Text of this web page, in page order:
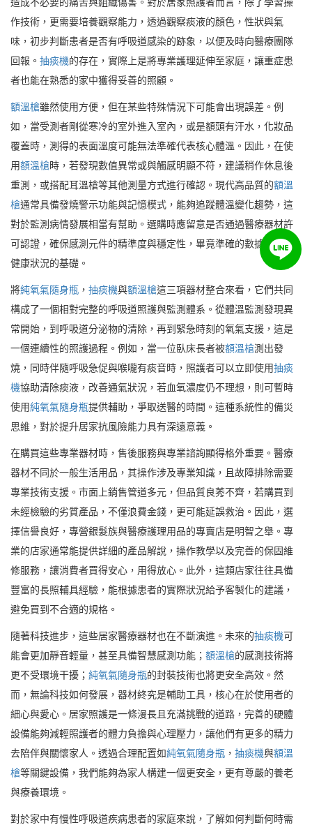
造成不必要的痛苦與組織傷害。對於居家照護者而言，除了學習操
作技術，更需要培養觀察能力，透過觀察痰液的顏色，性狀與氣
味，初步判斷患者是否有呼吸道感染的跡象，以便及時向醫療團隊
回報。 抽痰機的存在，實際上是將專業護理延伸至家庭，讓重症患
者也能在熟悉的家中獲得妥善的照顧。
額溫槍雖然使用方便，但在某些特殊情況下可能會出現誤差。例
如，當受測者剛從寒冷的室外進入室內，或是額頭有汗水，化妝品
覆蓋時，測得的表面溫度可能無法準確代表核心體溫。因此，在使
用額溫槍時，若發現數值異常或與觸感明顯不符，建議稍作休息後
重測，或搭配耳溫槍等其他測量方式進行確認。現代高品質的額溫
槍通常具備發燒警示功能與記憶模式，能夠追蹤體溫變化趨勢，這
對於監測病情發展相當有幫助。選購時應留意是否通過醫療器材許
可認證，確保感測元件的精準度與穩定性，畢竟準確的數據是判斷
健康狀況的基礎。
將純氧氣隨身瓶 ， 抽痰機與額溫槍這三項器材整合來看，它們共同
構成了一個相對完整的呼吸道照護與監測體系。從體溫監測發現異
常開始，到呼吸道分泌物的清除，再到緊急時刻的氧氣支援，這是
一個連續性的照護過程。例如，當一位臥床長者被額溫槍測出發
燒，同時伴隨呼吸急促與喉嚨有痰音時，照護者可以立即使用抽痰
機協助清除痰液，改善通氣狀況，若血氧濃度仍不理想，則可暫時
使用純氧氣隨身瓶提供輔助，爭取送醫的時間。這種系統性的備災
思維，對於提升居家抗風險能力具有深遠意義。
在購買這些專業器材時，售後服務與專業諮詢顯得格外重要。醫療
器材不同於一般生活用品，其操作涉及專業知識，且故障排除需要
專業技術支援。市面上銷售管道多元，但品質良莠不齊，若購買到
未經檢驗的劣質產品，不僅浪費金錢，更可能延誤救治。因此，選
擇信譽良好，專營銀髮族與醫療護理用品的專賣店是明智之舉。專
業的店家通常能提供詳細的產品解說，操作教學以及完善的保固維
修服務，讓消費者買得安心，用得放心。此外，這類店家往往具備
豐富的長照輔具經驗，能根據患者的實際狀況給予客製化的建議，
避免買到不合適的規格。
隨著科技進步，這些居家醫療器材也在不斷演進。未來的抽痰機可
能會更加靜音輕量，甚至具備智慧感測功能； 額溫槍的感測技術將
更不受環境干擾； 純氧氣隨身瓶的封裝技術也將更安全高效。然
而，無論科技如何發展，器材終究是輔助工具，核心在於使用者的
細心與愛心。居家照護是一條漫長且充滿挑戰的道路，完善的硬體
設備能夠減輕照護者的體力負擔與心理壓力，讓他們有更多的精力
去陪伴與關懷家人。透過合理配置如純氧氣隨身瓶 ， 抽痰機與額溫
槍等關鍵設備，我們能夠為家人構建一個更安全，更有尊嚴的養老
與療養環境。
對於家中有慢性呼吸道疾病患者的家庭來說，了解如何判斷何時需